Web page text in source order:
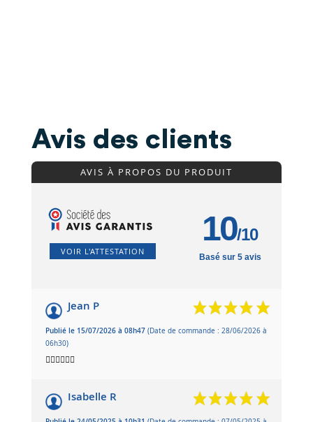
Avis des clients
AVIS À PROPOS DU PRODUIT
VOIR L'ATTESTATION
10/10
Basé sur 5 avis
Jean P
Publié le 15/07/2026 à 08h47(Date de commande : 28/06/2026 à
06h30)
👍🏻👍🏻👍🏻
Isabelle R